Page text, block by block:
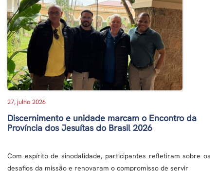
27, julho 2026
Discernimento e unidade marcam o Encontro da
Província dos Jesuítas do Brasil 2026
Com espírito de sinodalidade, participantes refletiram sobre os
desafios da missão e renovaram o compromisso de servir